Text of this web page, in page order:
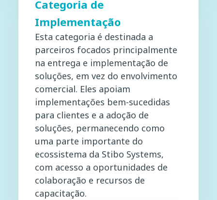
Categoria de
Implementação
Esta categoria é destinada a
parceiros focados principalmente
na entrega e implementação de
soluções, em vez do envolvimento
comercial. Eles apoiam
implementações bem-sucedidas
para clientes e a adoção de
soluções, permanecendo como
uma parte importante do
ecossistema da Stibo Systems,
com acesso a oportunidades de
colaboração e recursos de
capacitação.